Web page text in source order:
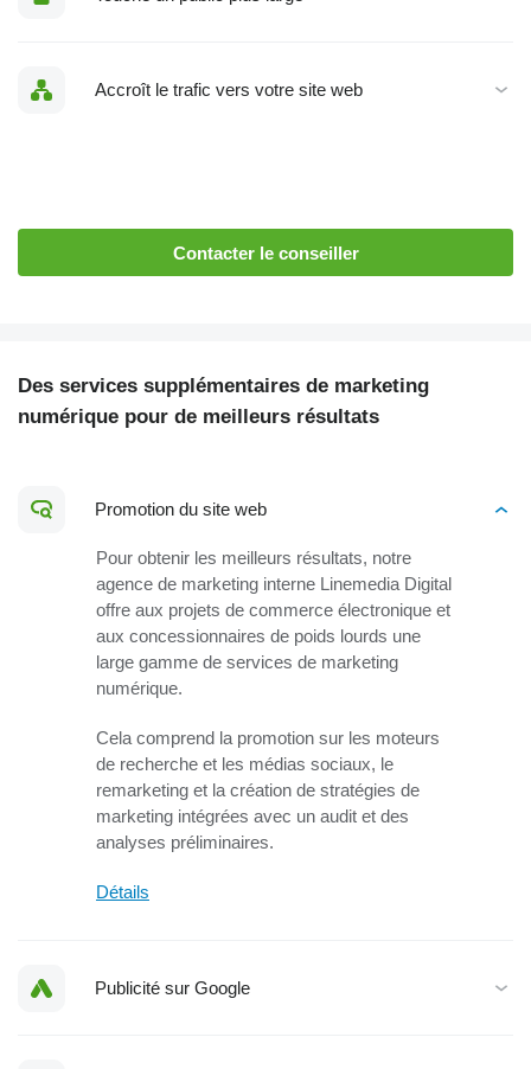
Accroît le trafic vers votre site web
Contacter le conseiller
Des services supplémentaires de marketing
numérique pour de meilleurs résultats
Promotion du site web
Pour obtenir les meilleurs résultats, notre
agence de marketing interne Linemedia Digital
offre aux projets de commerce électronique et
aux concessionnaires de poids lourds une
large gamme de services de marketing
numérique.
Cela comprend la promotion sur les moteurs
de recherche et les médias sociaux, le
remarketing et la création de stratégies de
marketing intégrées avec un audit et des
analyses préliminaires.
Détails
Publicité sur Google